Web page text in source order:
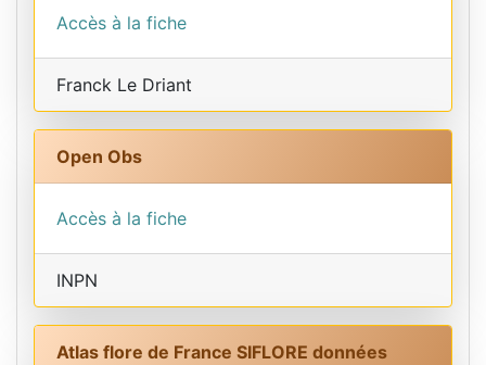
Accès à la fiche
Franck Le Driant
Open Obs
Accès à la fiche
INPN
Atlas flore de France SIFLORE données